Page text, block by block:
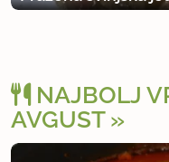
Skratka, ne lačen
uporabno
NAJBOLJ
AVGUST